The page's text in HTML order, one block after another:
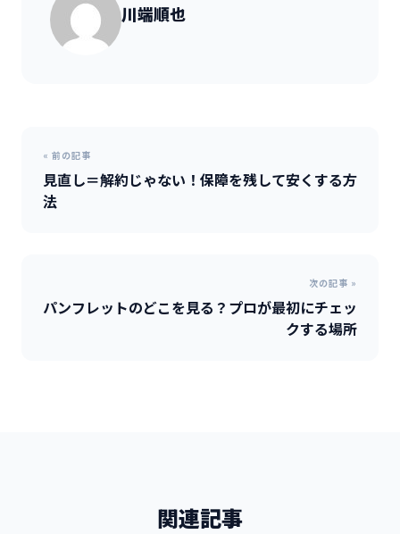
川端順也
« 前の記事
見直し＝解約じゃない！保障を残して安くする方
法
次の記事 »
パンフレットのどこを見る？プロが最初にチェッ
クする場所
関連記事